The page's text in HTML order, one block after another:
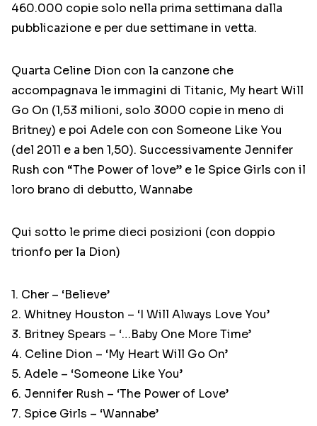
460.000 copie solo nella prima settimana dalla
pubblicazione e per due settimane in vetta.
Quarta Celine Dion con la canzone che
accompagnava le immagini di Titanic, My heart Will
Go On (1,53 milioni, solo 3000 copie in meno di
Britney) e poi Adele con con Someone Like You
(del 2011 e a ben 1,50). Successivamente Jennifer
Rush con “The Power of love” e le Spice Girls con il
loro brano di debutto, Wannabe
Qui sotto le prime dieci posizioni (con doppio
trionfo per la Dion)
1. Cher – ‘Believe’
2. Whitney Houston – ‘I Will Always Love You’
3. Britney Spears – ‘…Baby One More Time’
4. Celine Dion – ‘My Heart Will Go On’
5. Adele – ‘Someone Like You’
6. Jennifer Rush – ‘The Power of Love’
7. Spice Girls – ‘Wannabe’